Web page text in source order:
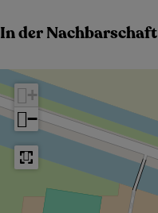
In der Nachbarschaft
+
−